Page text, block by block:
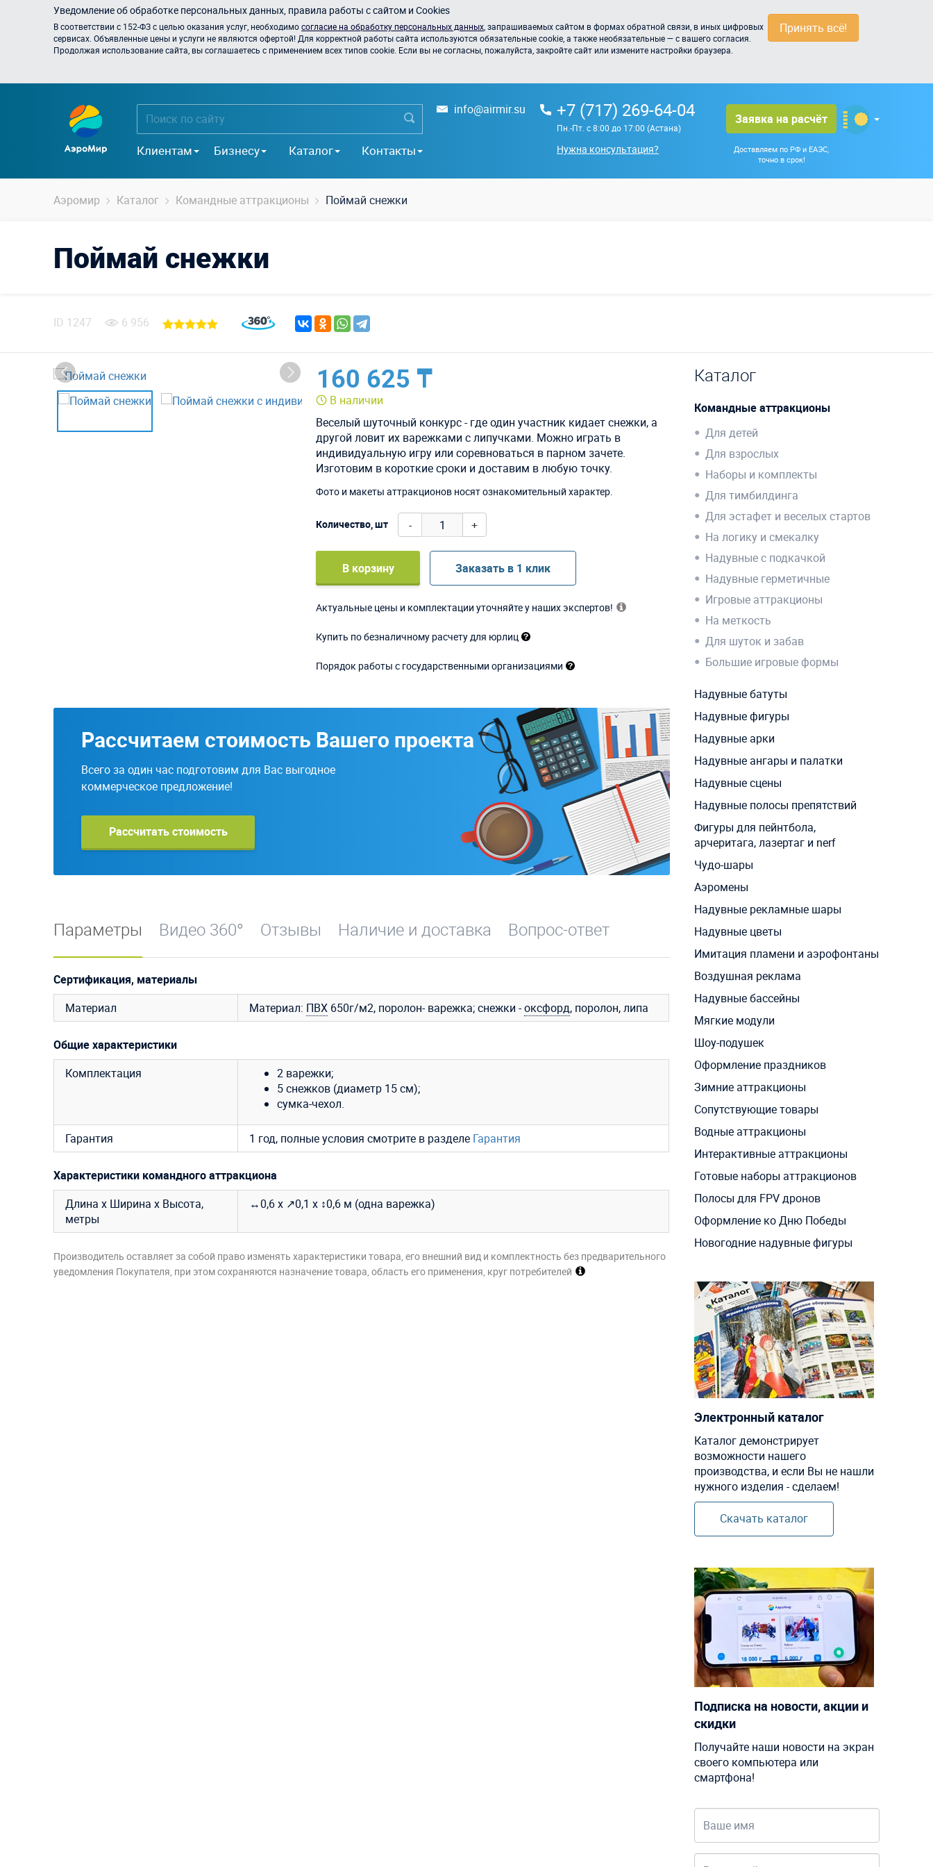
Принять всё!
Уведомление об обработке персональных данных, правила работы с сайтом и Cookies
В соответствии с 152-ФЗ с целью оказания услуг, необходимосогласие на обработку персональных данных , запрашиваемых сайтом в формах обратной связи, в иных цифровых
сервисах. Объявленные цены и услуги не являются офертой! Для корректной работы сайта используются обязательные cookie, а также необязательные — с вашего согласия.
Продолжая использование сайта, вы соглашаетесь с применением всех типов cookie. Если вы не согласны, пожалуйста, закройте сайт или измените настройки браузера.
Клиентам Бизнесу Каталог Контакты
info@airmir.su +7 (717) 269-64-04
Пн.-Пт. с 8:00 до 17:00 (Астана)
Нужна консультация?
Заявка на расчёт
Доставляем по РФ и ЕАЭС,
точно в срок!
Аэромир Каталог Командные аттракционы Поймай снежки
Поймай снежки
ID 1247 6 956
160 625 ₸
В наличии
Веселый шуточный конкурс - где один участник кидает снежки, а
другой ловит их варежками с липучками. Можно играть в
индивидуальную игру или соревноваться в парном зачете.
Изготовим в короткие сроки и доставим в любую точку.
Фото и макеты аттракционов носят ознакомительный характер.
Количество, шт - +
В корзину Заказать в 1 клик
Актуальные цены и комплектации уточняйте у наших экспертов!
Купить по безналичному расчету для юрлиц
Порядок работы с государственными организациями
Рассчитаем стоимость Вашего проекта
Всего за один час подготовим для Вас выгодное
коммерческое предложение!
Рассчитать стоимость
Параметры Видео 360° Отзывы Наличие и доставка Вопрос-ответ
Сертификация, материалы
Материал
Материал: ПВХ 650г/м2, поролон- варежка; снежки -оксфорд, поролон, липа
Общие характеристики
Комплектация
2 варежки;
5 снежков (диаметр 15 см);
сумка-чехол.
Гарантия 1 год, полные условия смотрите в разделе Гарантия
Характеристики командного аттракциона
Длина х Ширина х Высота,
метры
↔0,6 х ↗0,1 х ↕0,6 м (одна варежка)
Производитель оставляет за собой право изменять характеристики товара, его внешний вид и комплектность без предварительного
уведомления Покупателя, при этом сохраняются назначение товара, область его применения, круг потребителей
Каталог
Командные аттракционы
Для детей
Для взрослых
Наборы и комплекты
Для тимбилдинга
Для эстафет и веселых стартов
На логику и смекалку
Надувные с подкачкой
Надувные герметичные
Игровые аттракционы
На меткость
Для шуток и забав
Большие игровые формы
Надувные батуты
Надувные фигуры
Надувные арки
Надувные ангары и палатки
Надувные сцены
Надувные полосы препятствий
Фигуры для пейнтбола,
арчеритага, лазертаг и nerf
Чудо-шары
Аэромены
Надувные рекламные шары
Надувные цветы
Имитация пламени и аэрофонтаны
Воздушная реклама
Надувные бассейны
Мягкие модули
Шоу-подушек
Оформление праздников
Зимние аттракционы
Сопутствующие товары
Водные аттракционы
Интерактивные аттракционы
Готовые наборы аттракционов
Полосы для FPV дронов
Оформление ко Дню Победы
Новогодние надувные фигуры
Электронный каталог
Каталог демонстрирует
возможности нашего
производства, и если Вы не нашли
нужного изделия - сделаем!
Скачать каталог
Подписка на новости, акции и
скидки
Получайте наши новости на экран
своего компьютера или
смартфона!